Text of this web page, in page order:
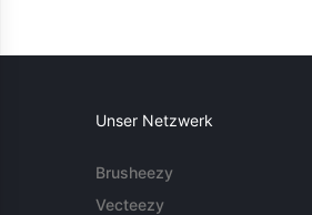
Unser Netzwerk
Brusheezy
Vecteezy